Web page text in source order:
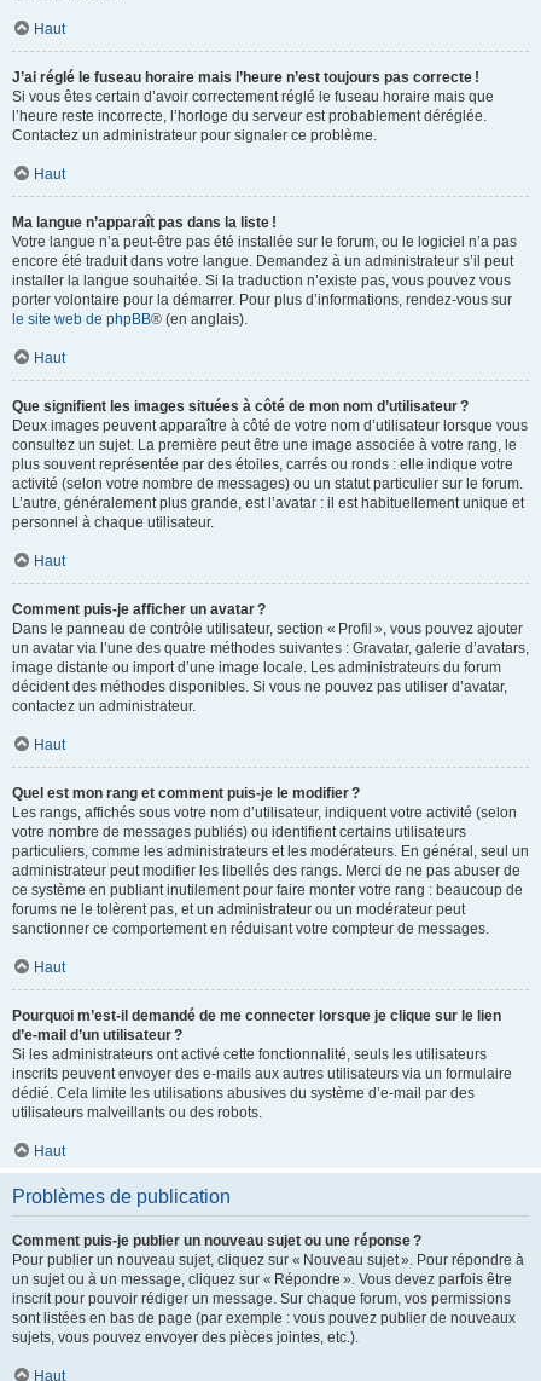
Haut
J’ai réglé le fuseau horaire mais l’heure n’est toujours pas correcte !
Si vous êtes certain d’avoir correctement réglé le fuseau horaire mais que
l’heure reste incorrecte, l’horloge du serveur est probablement déréglée.
Contactez un administrateur pour signaler ce problème.
Haut
Ma langue n’apparaît pas dans la liste !
Votre langue n’a peut-être pas été installée sur le forum, ou le logiciel n’a pas
encore été traduit dans votre langue. Demandez à un administrateur s’il peut
installer la langue souhaitée. Si la traduction n’existe pas, vous pouvez vous
porter volontaire pour la démarrer. Pour plus d’informations, rendez-vous sur
le site web de phpBB® (en anglais).
Haut
Que signifient les images situées à côté de mon nom d’utilisateur ?
Deux images peuvent apparaître à côté de votre nom d’utilisateur lorsque vous
consultez un sujet. La première peut être une image associée à votre rang, le
plus souvent représentée par des étoiles, carrés ou ronds : elle indique votre
activité (selon votre nombre de messages) ou un statut particulier sur le forum.
L’autre, généralement plus grande, est l’avatar : il est habituellement unique et
personnel à chaque utilisateur.
Haut
Comment puis-je afficher un avatar ?
Dans le panneau de contrôle utilisateur, section « Profil », vous pouvez ajouter
un avatar via l’une des quatre méthodes suivantes : Gravatar, galerie d’avatars,
image distante ou import d’une image locale. Les administrateurs du forum
décident des méthodes disponibles. Si vous ne pouvez pas utiliser d’avatar,
contactez un administrateur.
Haut
Quel est mon rang et comment puis-je le modifier ?
Les rangs, affichés sous votre nom d’utilisateur, indiquent votre activité (selon
votre nombre de messages publiés) ou identifient certains utilisateurs
particuliers, comme les administrateurs et les modérateurs. En général, seul un
administrateur peut modifier les libellés des rangs. Merci de ne pas abuser de
ce système en publiant inutilement pour faire monter votre rang : beaucoup de
forums ne le tolèrent pas, et un administrateur ou un modérateur peut
sanctionner ce comportement en réduisant votre compteur de messages.
Haut
Pourquoi m’est-il demandé de me connecter lorsque je clique sur le lien
d’e-mail d’un utilisateur ?
Si les administrateurs ont activé cette fonctionnalité, seuls les utilisateurs
inscrits peuvent envoyer des e-mails aux autres utilisateurs via un formulaire
dédié. Cela limite les utilisations abusives du système d’e-mail par des
utilisateurs malveillants ou des robots.
Haut
Problèmes de publication
Comment puis-je publier un nouveau sujet ou une réponse ?
Pour publier un nouveau sujet, cliquez sur « Nouveau sujet ». Pour répondre à
un sujet ou à un message, cliquez sur « Répondre ». Vous devez parfois être
inscrit pour pouvoir rédiger un message. Sur chaque forum, vos permissions
sont listées en bas de page (par exemple : vous pouvez publier de nouveaux
sujets, vous pouvez envoyer des pièces jointes, etc.).
Haut